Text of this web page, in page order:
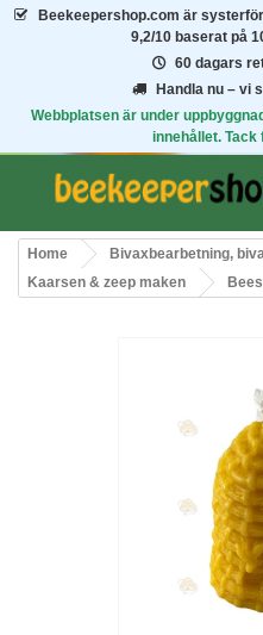
Beekeepershop.com är
9,2/10 baserat på
60 dagars
Handla nu – vi
Webbplatsen är under
innehållet.
Home
Bivaxbearbetning,
Kaarsen & zeep maken